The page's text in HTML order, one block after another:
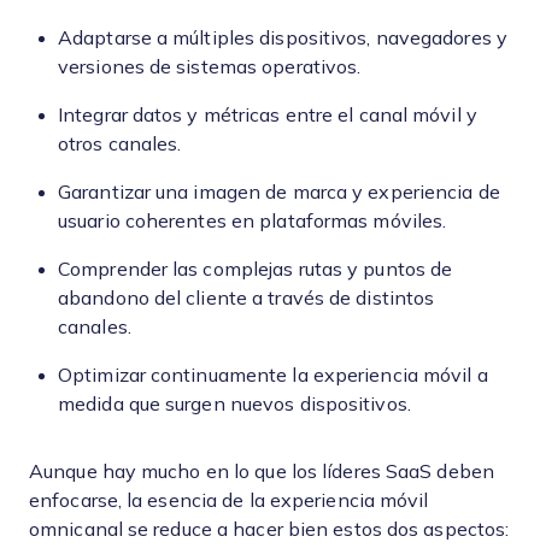
Adaptarse a múltiples dispositivos, navegadores y
versiones de sistemas operativos.
Integrar datos y métricas entre el canal móvil y
otros canales.
Garantizar una imagen de marca y experiencia de
usuario coherentes en plataformas móviles.
Comprender las complejas rutas y puntos de
abandono del cliente a través de distintos
canales.
Optimizar continuamente la experiencia móvil a
medida que surgen nuevos dispositivos.
Aunque hay mucho en lo que los líderes SaaS deben
enfocarse, la esencia de la experiencia móvil
omnicanal se reduce a hacer bien estos dos aspectos: